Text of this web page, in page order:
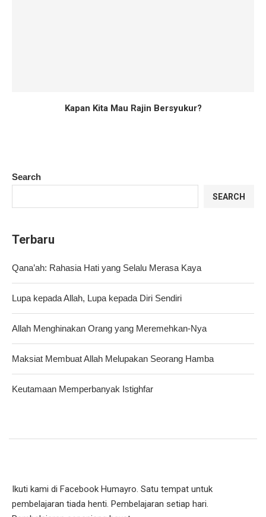
Kapan Kita Mau Rajin Bersyukur?
Search
SEARCH
Terbaru
Qana’ah: Rahasia Hati yang Selalu Merasa Kaya
Lupa kepada Allah, Lupa kepada Diri Sendiri
Allah Menghinakan Orang yang Meremehkan-Nya
Maksiat Membuat Allah Melupakan Seorang Hamba
Keutamaan Memperbanyak Istighfar
Ikuti kami di Facebook Humayro. Satu tempat untuk
pembelajaran tiada henti. Pembelajaran setiap hari.